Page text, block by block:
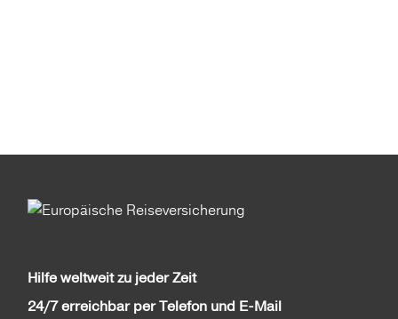
Hilfe weltweit zu jeder Zeit
24/7 erreichbar per Telefon und E-Mail